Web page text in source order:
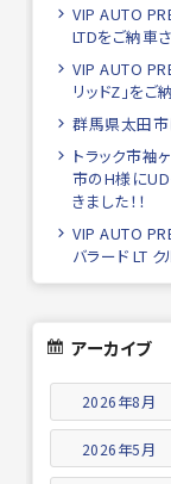
VIP AUTO
LTDをご納車
VIP AUTO
リッドZ」をご
群馬県太田市
トラック市袖
市のH様に
きました！！
VIP AUTO
バラード LT
アーカイブ
2026年8月
2026年5月